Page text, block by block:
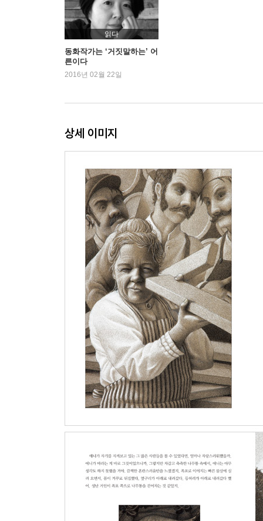
읽다
동화작가는 ‘거짓말하는’ 어
른이다
2016년 02월 22일
상세 이미지